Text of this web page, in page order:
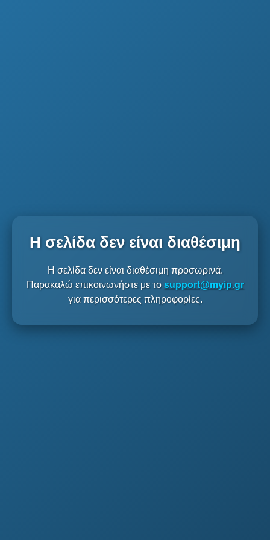
Η σελίδα δεν είναι διαθέσιμη
Η σελίδα δεν είναι διαθέσιμη προσωρινά.
Παρακαλώ επικοινωνήστε με το support@myip.gr
για περισσότερες πληροφορίες.